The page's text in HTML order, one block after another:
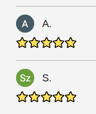
A.
S.